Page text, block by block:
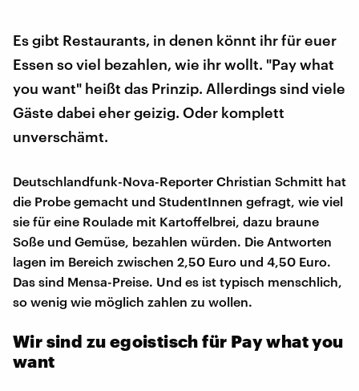
Es gibt Restaurants, in denen könnt ihr für euer
Essen so viel bezahlen, wie ihr wollt. "Pay what
you want" heißt das Prinzip. Allerdings sind viele
Gäste dabei eher geizig. Oder komplett
unverschämt.
Deutschlandfunk-Nova-Reporter Christian Schmitt hat
die Probe gemacht und StudentInnen gefragt, wie viel
sie für eine Roulade mit Kartoffelbrei, dazu braune
Soße und Gemüse, bezahlen würden. Die Antworten
lagen im Bereich zwischen 2,50 Euro und 4,50 Euro.
Das sind Mensa-Preise. Und es ist typisch menschlich,
so wenig wie möglich zahlen zu wollen.
Wir sind zu egoistisch für Pay what you
want